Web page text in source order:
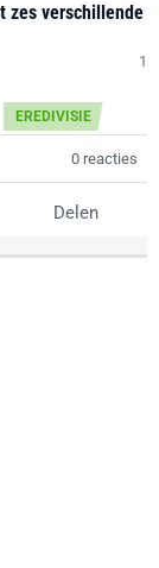
zes verschillende
1
EREDIVISIE
0 reacties
Delen